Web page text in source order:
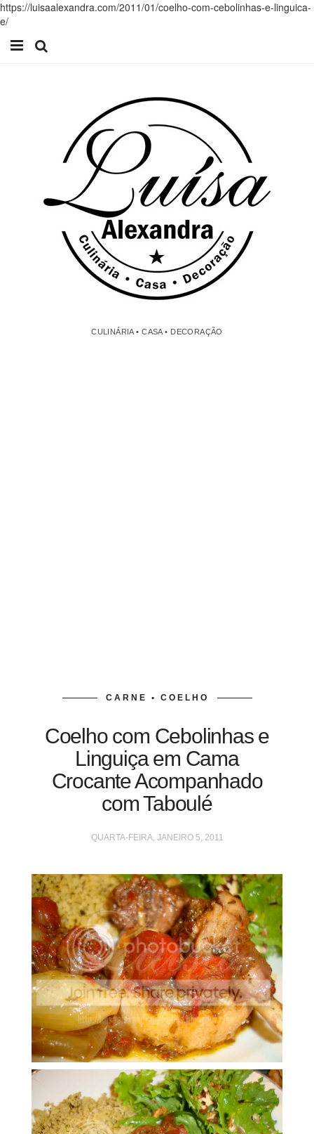
https://luisaalexandra.com/2011/01/coelho-com-cebolinhas-e-linguica-
e/
CULINÁRIA • CASA • DECORAÇÃO
CARNE • COELHO
Coelho com Cebolinhas e
Linguiça em Cama
Crocante Acompanhado
com Taboulé
QUARTA-FEIRA, JANEIRO 5, 2011